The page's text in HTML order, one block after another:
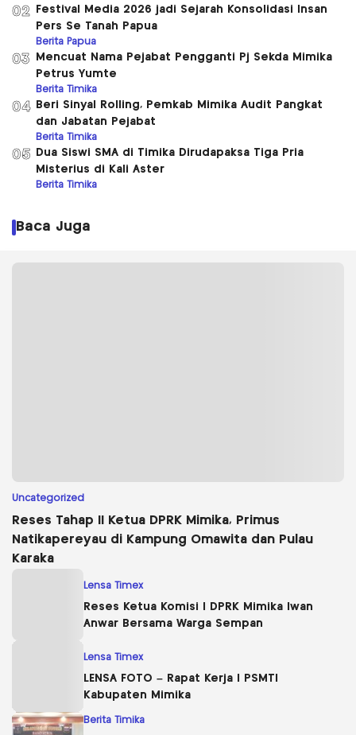
02
Festival Media 2026 jadi Sejarah Konsolidasi Insan
Pers Se Tanah Papua
Berita Papua
03
Mencuat Nama Pejabat Pengganti Pj Sekda Mimika
Petrus Yumte
Berita Timika
04
Beri Sinyal Rolling, Pemkab Mimika Audit Pangkat
dan Jabatan Pejabat
Berita Timika
05
Dua Siswi SMA di Timika Dirudapaksa Tiga Pria
Misterius di Kali Aster
Berita Timika
Baca Juga
Uncategorized
Reses Tahap II Ketua DPRK Mimika, Primus
Natikapereyau di Kampung Omawita dan Pulau
Karaka
Lensa Timex
Reses Ketua Komisi I DPRK Mimika Iwan
Anwar Bersama Warga Sempan
Lensa Timex
LENSA FOTO – Rapat Kerja I PSMTI
Kabupaten Mimika
Berita Timika